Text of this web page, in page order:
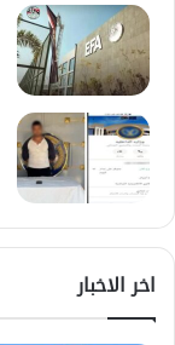
اخر الاخبار